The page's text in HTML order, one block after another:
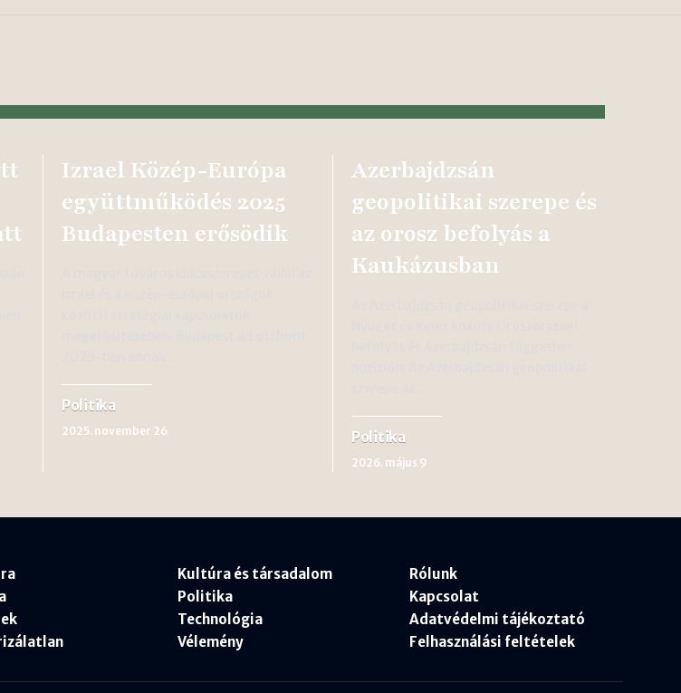
Izrael Közép-Európa
együttműködés 2025
Budapesten erősödik
Politika
2025. november 26
Azerbajdzsán
geopolitikai szerepe és
az orosz befolyás a
Kaukázusban
Politika
2026. május 9
Kultúra és társadalom
Politika
Technológia
Vélemény
Rólunk
Kapcsolat
Adatvédelmi tájékoztató
Felhasználási feltételek